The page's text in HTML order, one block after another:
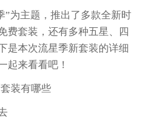
”为主题，推出了多款全新时
费套装，还有多种五星、四
是本次流星季新套装的详细
起来看看吧！
装有哪些